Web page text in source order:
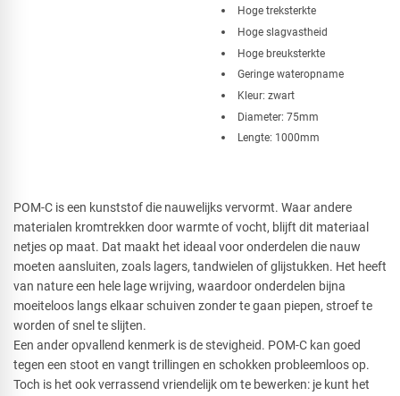
Hoge treksterkte
Hoge slagvastheid
Hoge breuksterkte
Geringe wateropname
Kleur: zwart
Diameter: 75mm
Lengte: 1000mm
POM-C is een kunststof die nauwelijks vervormt. Waar andere
materialen kromtrekken door warmte of vocht, blijft dit materiaal
netjes op maat. Dat maakt het ideaal voor onderdelen die nauw
moeten aansluiten, zoals lagers, tandwielen of glijstukken. Het heeft
van nature een hele lage wrijving, waardoor onderdelen bijna
moeiteloos langs elkaar schuiven zonder te gaan piepen, stroef te
worden of snel te slijten.
Een ander opvallend kenmerk is de stevigheid. POM-C kan goed
tegen een stoot en vangt trillingen en schokken probleemloos op.
Toch is het ook verrassend vriendelijk om te bewerken: je kunt het